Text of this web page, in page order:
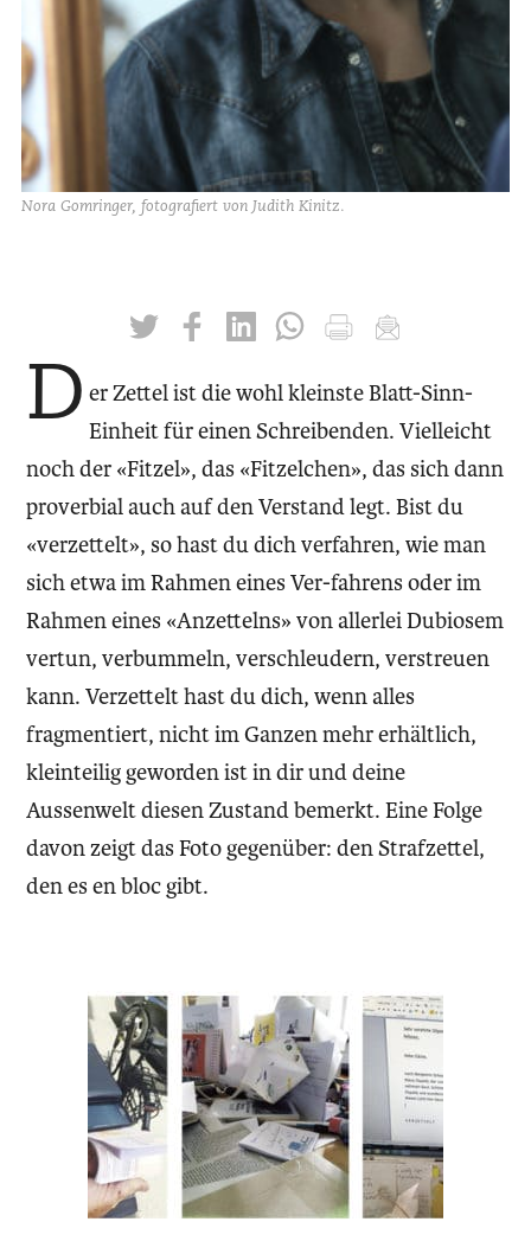
Nora Gomringer, fotografiert von Judith Kinitz.
twittern liken teilen teilen drucken
D er Zettel ist die wohl kleinste Blatt-Sinn-
Einheit für einen Schreibenden. Vielleicht
noch der «Fitzel», das «Fitzelchen», das sich dann
proverbial auch auf den Verstand legt. Bist du
«verzettelt», so hast du dich verfahren, wie man
sich etwa im Rahmen eines Ver-fahrens oder im
Rahmen eines «Anzettelns» von allerlei Dubiosem
vertun, verbummeln, verschleudern, verstreuen
kann. Verzettelt hast du dich, wenn alles
fragmentiert, nicht im Ganzen mehr erhältlich,
kleinteilig geworden ist in dir und deine
Aussenwelt diesen Zustand bemerkt. Eine Folge
davon zeigt das Foto gegenüber: den Strafzettel,
den es en bloc gibt.